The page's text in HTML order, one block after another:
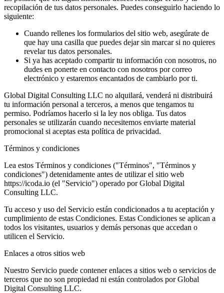
recopilación de tus datos personales. Puedes conseguirlo haciendo lo
siguiente:
Cuando rellenes los formularios del sitio web, asegúrate de
que hay una casilla que puedes dejar sin marcar si no quieres
revelar tus datos personales.
Si ya has aceptado compartir tu información con nosotros, no
dudes en ponerte en contacto con nosotros por correo
electrónico y estaremos encantados de cambiarlo por ti.
Global Digital Consulting LLC no alquilará, venderá ni distribuirá
tu información personal a terceros, a menos que tengamos tu
permiso. Podríamos hacerlo si la ley nos obliga. Tus datos
personales se utilizarán cuando necesitemos enviarte material
promocional si aceptas esta política de privacidad.
Términos y condiciones
Lea estos Términos y condiciones ("Términos", "Términos y
condiciones") detenidamente antes de utilizar el sitio web
https://icoda.io (el "Servicio") operado por Global Digital
Consulting LLC.
Tu acceso y uso del Servicio están condicionados a tu aceptación y
cumplimiento de estas Condiciones. Estas Condiciones se aplican a
todos los visitantes, usuarios y demás personas que accedan o
utilicen el Servicio.
Enlaces a otros sitios web
Nuestro Servicio puede contener enlaces a sitios web o servicios de
terceros que no son propiedad ni están controlados por Global
Digital Consulting LLC.